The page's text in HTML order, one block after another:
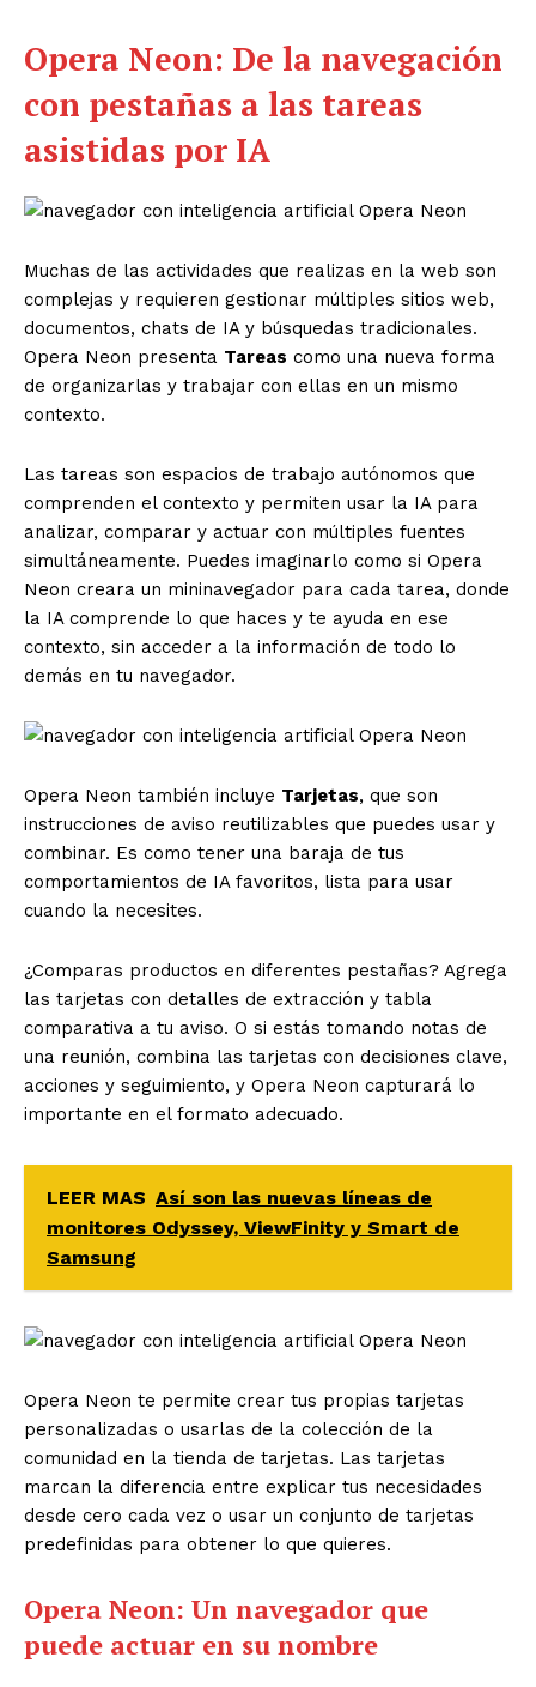
Opera Neon: De la navegación
con pestañas a las tareas
asistidas por IA
Muchas de las actividades que realizas en la web son
complejas y requieren gestionar múltiples sitios web,
documentos, chats de IA y búsquedas tradicionales.
Opera Neon presenta Tareas como una nueva forma
de organizarlas y trabajar con ellas en un mismo
contexto.
Las tareas son espacios de trabajo autónomos que
comprenden el contexto y permiten usar la IA para
analizar, comparar y actuar con múltiples fuentes
simultáneamente. Puedes imaginarlo como si Opera
Neon creara un mininavegador para cada tarea, donde
la IA comprende lo que haces y te ayuda en ese
contexto, sin acceder a la información de todo lo
demás en tu navegador.
Opera Neon también incluye Tarjetas, que son
instrucciones de aviso reutilizables que puedes usar y
combinar. Es como tener una baraja de tus
comportamientos de IA favoritos, lista para usar
cuando la necesites.
¿Comparas productos en diferentes pestañas? Agrega
las tarjetas con detalles de extracción y tabla
comparativa a tu aviso. O si estás tomando notas de
una reunión, combina las tarjetas con decisiones clave,
acciones y seguimiento, y Opera Neon capturará lo
importante en el formato adecuado.
LEER MAS Así son las nuevas líneas de
monitores Odyssey, ViewFinity y Smart de
Samsung
Opera Neon te permite crear tus propias tarjetas
personalizadas o usarlas de la colección de la
comunidad en la tienda de tarjetas. Las tarjetas
marcan la diferencia entre explicar tus necesidades
desde cero cada vez o usar un conjunto de tarjetas
predefinidas para obtener lo que quieres.
Opera Neon: Un navegador que
puede actuar en su nombre